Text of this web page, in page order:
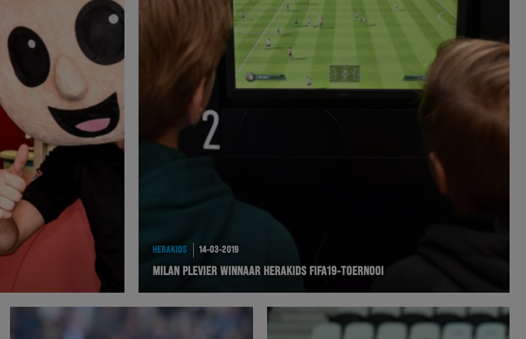
HERAKIDS 14-03-2019
MILAN PLEVIER WINNAAR HERAKIDS FIFA19-TOERNOOI